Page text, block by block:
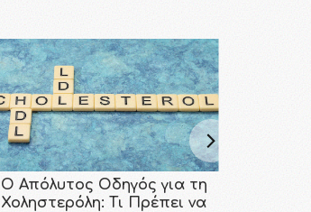
Ο Απόλυτος Οδηγός για τη
Χοληστερόλη: Τι Πρέπει να